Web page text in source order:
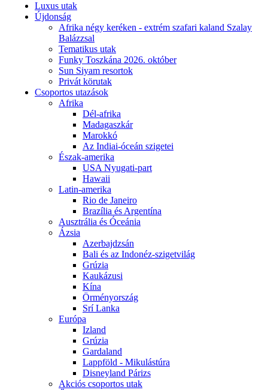
Luxus utak
Újdonság
Afrika négy keréken - extrém szafari kaland Szalay
Balázzsal
Tematikus utak
Funky Toszkána 2026. október
Sun Siyam resortok
Privát körutak
Csoportos utazások
Afrika
Dél-afrika
Madagaszkár
Marokkó
Az Indiai-óceán szigetei
Észak-amerika
USA Nyugati-part
Hawaii
Latin-amerika
Rio de Janeiro
Brazília és Argentína
Ausztrália és Óceánia
Ázsia
Azerbajdzsán
Bali és az Indonéz-szigetvilág
Grúzia
Kaukázusi
Kína
Örményország
Srí Lanka
Európa
Izland
Grúzia
Gardaland
Lappföld - Mikulástúra
Disneyland Párizs
Akciós csoportos utak